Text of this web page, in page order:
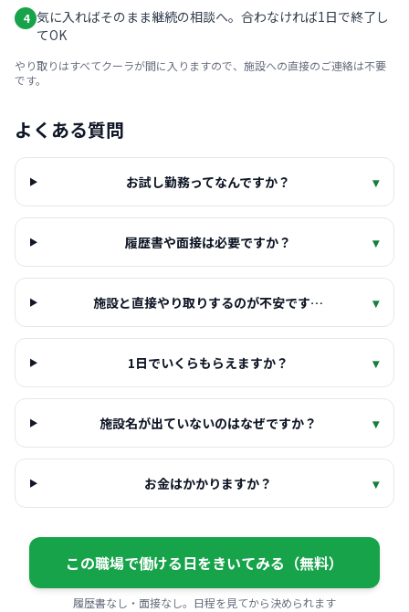
4 気に入ればそのまま継続の相談へ。合わなければ1日で終了し
てOK
やり取りはすべてクーラが間に入りますので、施設への直接のご連絡は不要
です。
よくある質問
お試し勤務ってなんですか？ ▾
履歴書や面接は必要ですか？ ▾
施設と直接やり取りするのが不安です… ▾
1日でいくらもらえますか？ ▾
施設名が出ていないのはなぜですか？ ▾
お金はかかりますか？ ▾
この職場で働ける日をきいてみる（無料）
履歴書なし・面接なし。日程を見てから決められます